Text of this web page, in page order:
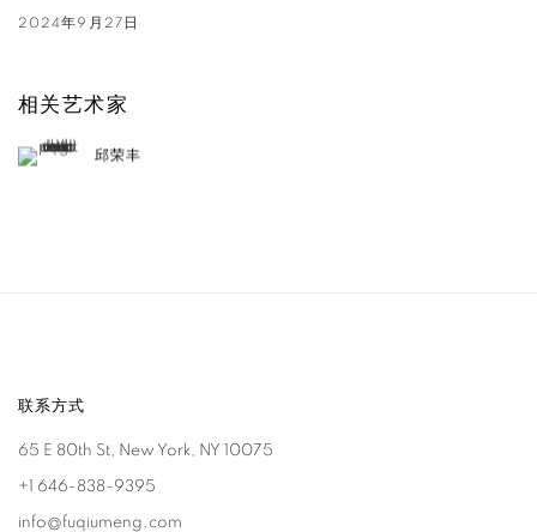
2024年9月27日
相关艺术家
邱荣丰
联系方式
65 E 80th St, New York, NY 10075
+1 646-838-9395
info@fuqiumeng.com